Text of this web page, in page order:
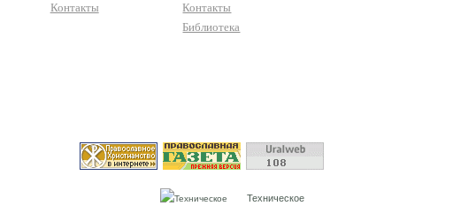
Контакты
Контакты
Библиотека
Техническое